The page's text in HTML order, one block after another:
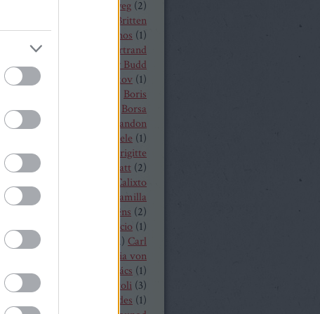
bélyeg (2)
Benjamin Britten
István Berkes János (1)
Alois Zimmermann
Bertrand
(2)beszámoló
Billy Budd
Nilsson Bogdan Volkov (1)
Boris
(1
Borsa
Bo Skovhus
Brandon
Bregenzer Festspiele (1)
Rae(1)
Brigitte
Brindley Sherratt (2)
Calixto
) Cameron Shahbazi
Camilla
Camille Saint-Saëns (2)
Saint Saens
Capriccio (1)
) 1) Carl
Carl Maria von
(5)Carmen Cár és ács (1)
cd Cecilia Bartoli (3)
Chabert ezredes (1)